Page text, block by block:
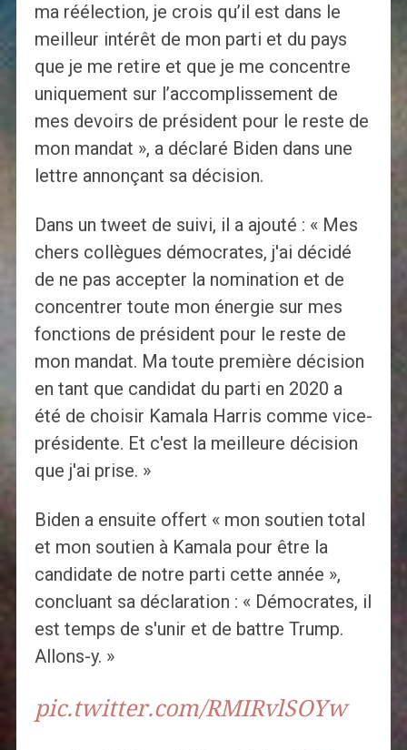
ma réélection, je crois qu’il est dans le
meilleur intérêt de mon parti et du pays
que je me retire et que je me concentre
uniquement sur l’accomplissement de
mes devoirs de président pour le reste de
mon mandat », a déclaré Biden dans une
lettre annonçant sa décision.
Dans un tweet de suivi, il a ajouté : « Mes
chers collègues démocrates, j'ai décidé
de ne pas accepter la nomination et de
concentrer toute mon énergie sur mes
fonctions de président pour le reste de
mon mandat. Ma toute première décision
en tant que candidat du parti en 2020 a
été de choisir Kamala Harris comme vice-
présidente. Et c'est la meilleure décision
que j'ai prise. »
Biden a ensuite offert « mon soutien total
et mon soutien à Kamala pour être la
candidate de notre parti cette année »,
concluant sa déclaration : « Démocrates, il
est temps de s'unir et de battre Trump.
Allons-y. »
pic.twitter.com/RMIRvlSOYw